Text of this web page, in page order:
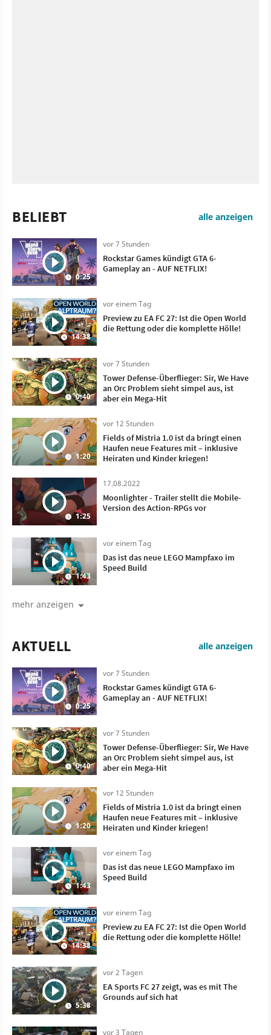
BELIEBT alle anzeigen
0:25
vor 7 Stunden
Rockstar Games kündigt GTA 6-
Gameplay an - AUF NETFLIX!
14:38
vor einem Tag
Preview zu EA FC 27: Ist die Open World
die Rettung oder die komplette Hölle!
0:40
vor 7 Stunden
Tower Defense-Überflieger: Sir, We Have
an Orc Problem sieht simpel aus, ist
aber ein Mega-Hit
1:20
vor 12 Stunden
Fields of Mistria 1.0 ist da bringt einen
Haufen neue Features mit – inklusive
Heiraten und Kinder kriegen!
1:25
17.08.2022
Moonlighter - Trailer stellt die Mobile-
Version des Action-RPGs vor
1:43
vor einem Tag
Das ist das neue LEGO Mampfaxo im
Speed Build
mehr anzeigen
AKTUELL alle anzeigen
0:25
vor 7 Stunden
Rockstar Games kündigt GTA 6-
Gameplay an - AUF NETFLIX!
0:40
vor 7 Stunden
Tower Defense-Überflieger: Sir, We Have
an Orc Problem sieht simpel aus, ist
aber ein Mega-Hit
1:20
vor 12 Stunden
Fields of Mistria 1.0 ist da bringt einen
Haufen neue Features mit – inklusive
Heiraten und Kinder kriegen!
1:43
vor einem Tag
Das ist das neue LEGO Mampfaxo im
Speed Build
14:38
vor einem Tag
Preview zu EA FC 27: Ist die Open World
die Rettung oder die komplette Hölle!
5:38
vor 2 Tagen
EA Sports FC 27 zeigt, was es mit The
Grounds auf sich hat
vor 3 Tagen